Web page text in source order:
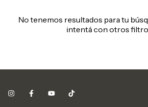
No tenemos resultados para tu
intentá con otros